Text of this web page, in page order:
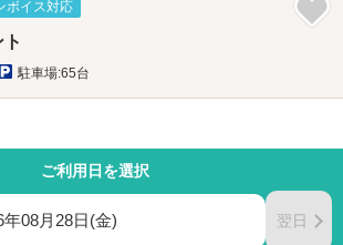
ボイス対応
駐車場:65台
ご利用日を選択
年08月28日(金) 翌日